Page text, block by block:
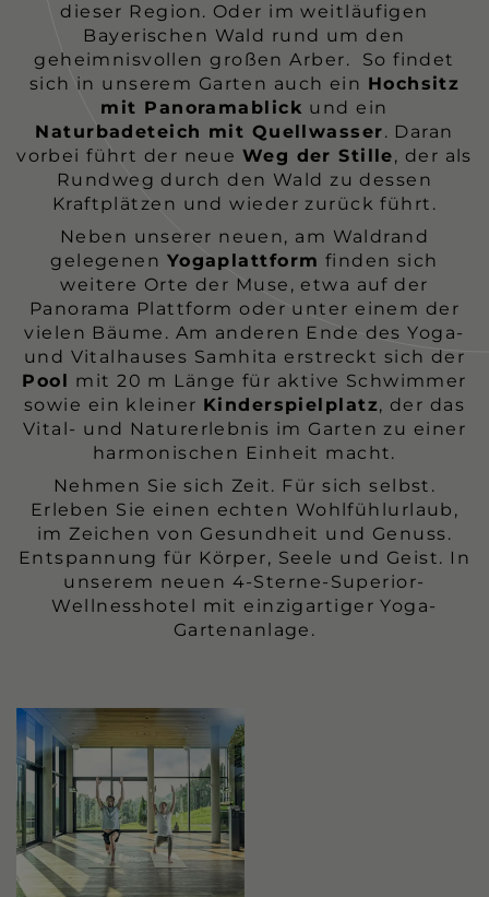
dieser Region. Oder im weitläufigen
Bayerischen Wald rund um den
geheimnisvollen großen Arber. So findet
sich in unserem Garten auch ein Hochsitz
mit Panoramablick und ein
Naturbadeteich mit Quellwasser. Daran
vorbei führt der neue Weg der Stille, der als
Rundweg durch den Wald zu dessen
Kraftplätzen und wieder zurück führt.
Neben unserer neuen, am Waldrand
gelegenen Yogaplattform finden sich
weitere Orte der Muse, etwa auf der
Panorama Plattform oder unter einem der
vielen Bäume. Am anderen Ende des Yoga-
und Vitalhauses Samhita erstreckt sich der
Pool mit 20 m Länge für aktive Schwimmer
sowie ein kleiner Kinderspielplatz, der das
Vital- und Naturerlebnis im Garten zu einer
harmonischen Einheit macht.
Nehmen Sie sich Zeit. Für sich selbst.
Erleben Sie einen echten Wohlfühlurlaub,
im Zeichen von Gesundheit und Genuss.
Entspannung für Körper, Seele und Geist. In
unserem neuen 4-Sterne-Superior-
Wellnesshotel mit einzigartiger Yoga-
Gartenanlage.